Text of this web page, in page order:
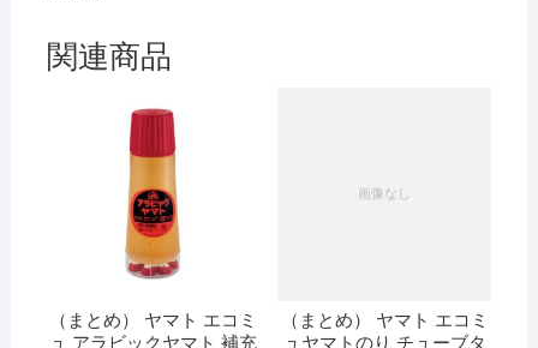
関連商品
（まとめ） ヤマト エコミ
（まとめ） ヤマト エコミ